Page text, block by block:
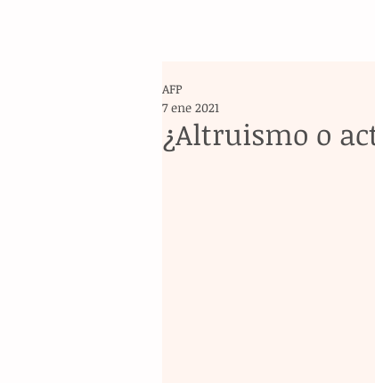
¿Altruismo o
AFP
7 ene 2021